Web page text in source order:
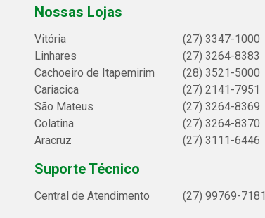
Nossas Lojas
Vitória
(27) 3347-1000
Linhares
(27) 3264-8383
Cachoeiro de Itapemirim
(28) 3521-5000
Cariacica
(27) 2141-7951
São Mateus
(27) 3264-8369
Colatina
(27) 3264-8370
Aracruz
(27) 3111-6446
Suporte Técnico
Central de Atendimento (27) 99769-7181